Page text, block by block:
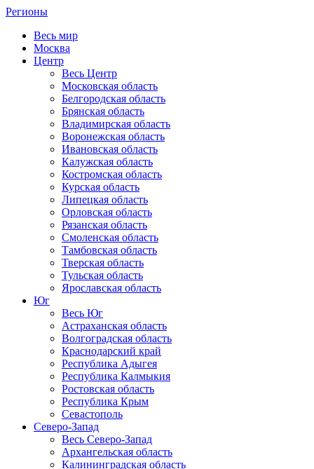
Регионы
Весь мир
Москва
Центр
Весь Центр
Московская область
Белгородская область
Брянская область
Владимирская область
Воронежская область
Ивановская область
Калужская область
Костромская область
Курская область
Липецкая область
Орловская область
Рязанская область
Смоленская область
Тамбовская область
Тверская область
Тульская область
Ярославская область
Юг
Весь Юг
Астраханская область
Волгоградская область
Краснодарский край
Республика Адыгея
Республика Калмыкия
Ростовская область
Республика Крым
Севастополь
Северо-Запад
Весь Северо-Запад
Архангельская область
Калининградская область